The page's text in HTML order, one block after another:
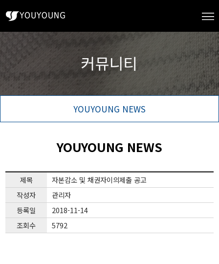
YOUYOUNG NEWS
YOUYOUNG NEWS
제목
자본감소 및 채권자이의제출 공고
작성자
관리자
등록일
2018-11-14
조회수
5792